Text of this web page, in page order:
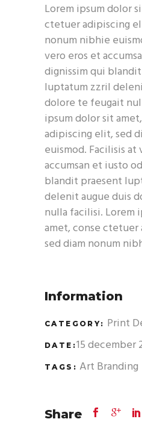
Lorem ipsum dolor
ctetuer adipiscing
nonum nibhie
vero eros et
dignissim qui
luptatum zzril
dolore te feugait
ipsum dolor sit
adipiscing elit, sed
euismod. Facilisis at
accumsan et iusto
blandit praesent
delenit augue duis
nulla facilisi. Lorem
amet, conse
sed diam nonum
Information
CATEGORY: Print
DATE:15 december
TAGS: Art Branding
Share